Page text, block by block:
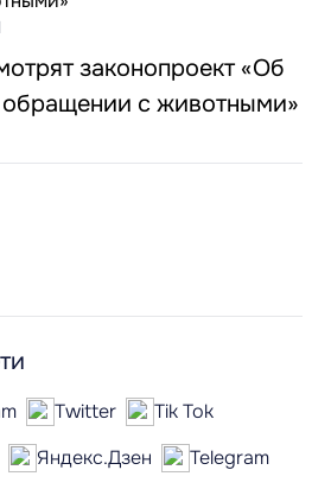
законопроект «Об
обращении с животными»
Twitter
Tik Tok
Яндекс.Дзен
Telegram